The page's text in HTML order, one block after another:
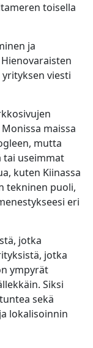
toisella
ja
viesti
maissa
mutta
tai useimmat
kuten Kiinassa
tekninen puoli,
eri
jotka
jotka
ympyrät
Siksi
sekä
lokalisoinnin